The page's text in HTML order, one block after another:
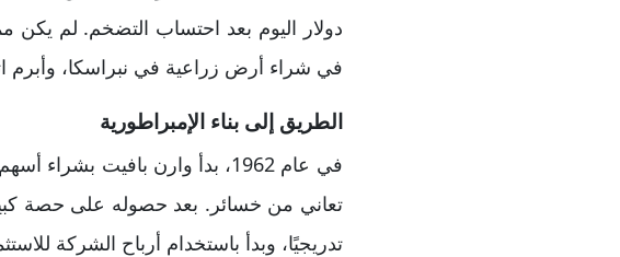
في شراء أرض زراعية في نبراسكا، وأبرم
الطريق إلى بناء الإمبراطورية
تدريجيًا، وبدأ باستخدام أرباح الشركة